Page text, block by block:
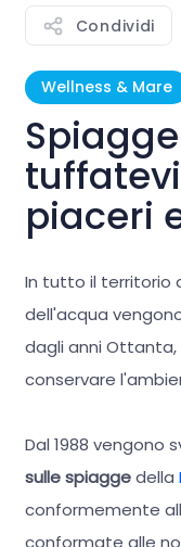
Condividi
Wellness & Mare
piaceri
In tutto il territorio
dell'acqua
dagli anni
conservare
Dal 1988 vengono
sulle spiaggedella
conformemente
conformate alle